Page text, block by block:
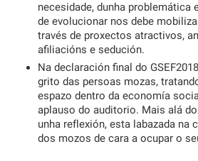
necesidade, dunha problemática
de evolucionar nos debe
través de proxectos atractivos,
afiliacións e sedución.
Na declaración final do
grito das persoas mozas,
espazo dentro da economía
aplauso do auditorio. Mais alá
unha reflexión, esta labazada na
dos mozos de cara a ocupar o